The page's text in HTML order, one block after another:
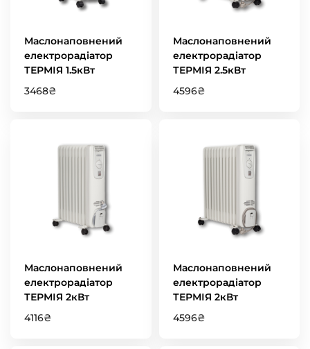
Маслонаповнений
електрорадіатор
ТЕРМІЯ 1.5кВт
3468₴
Маслонаповнений
електрорадіатор
ТЕРМІЯ 2.5кВт
4596₴
Маслонаповнений
електрорадіатор
ТЕРМІЯ 2кВт
4116₴
Маслонаповнений
електрорадіатор
ТЕРМІЯ 2кВт
4596₴